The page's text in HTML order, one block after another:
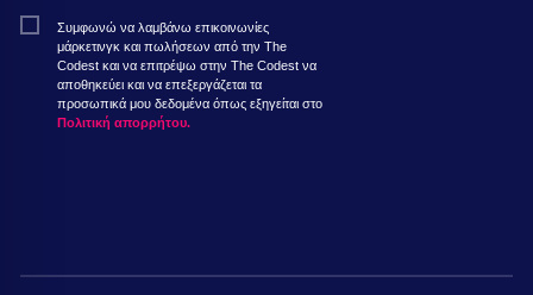
Συμφωνώ να λαμβάνω επικοινωνίες
μάρκετινγκ και πωλήσεων από την The
Codest και να επιτρέψω στην The Codest να
αποθηκεύει και να επεξεργάζεται τα
προσωπικά μου δεδομένα όπως εξηγείται στο
Πολιτική απορρήτου.